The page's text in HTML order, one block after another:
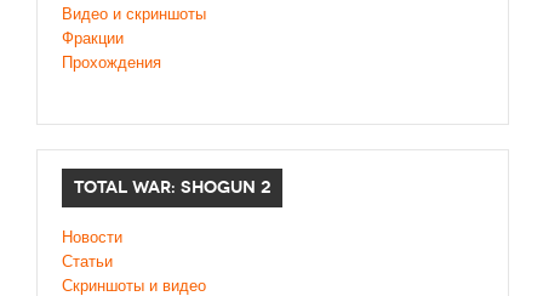
Видео и скриншоты
Фракции
Прохождения
TOTAL WAR: SHOGUN 2
Новости
Статьи
Cкриншоты и видео